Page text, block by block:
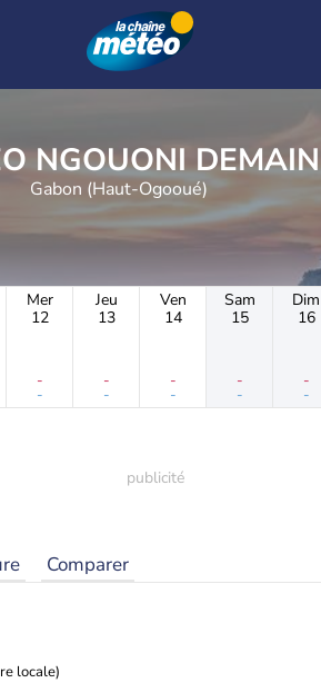
METEO NGOUONI DEMAIN
Gabon (Haut-Ogooué)
Mer
12
-
-
Jeu
13
-
-
Ven
14
-
-
Sam
15
-
-
Dim
16
-
-
Comparer
locale)